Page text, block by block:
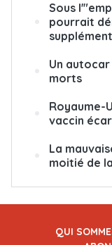
Sous
pourrait
Un
morts
Royaume-
vaccin
La
moitié de
QUI